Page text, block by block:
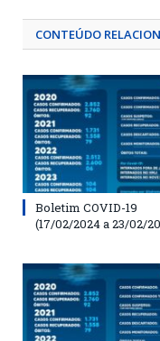
CONTEÚDO
Boletim COVID-19
(17/02/2024 a 23/02/